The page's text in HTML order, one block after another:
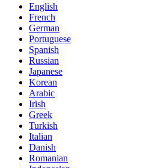
English
French
German
Portuguese
Spanish
Russian
Japanese
Korean
Arabic
Irish
Greek
Turkish
Italian
Danish
Romanian